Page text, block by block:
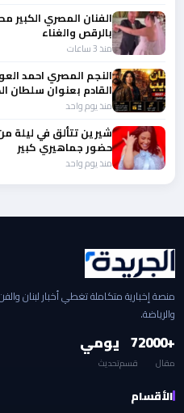
الفنان المصري الكبير
بالرقص والغناء
منذ 3 ساعات
النجم المصري احمد
القادم بعنوان سلطان
منذ يوم واحد
شيرين تتألق في ليلة
حضور جماهيري كبير
منذ يوم واحد
منصة إخبارية متكاملة تغطي أخبار لبنان
والرياضة.
+2000
مقال
7
قسم
يومي
تحديث
الأقسام